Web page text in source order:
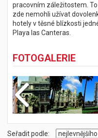
pracovním záležitostem.
zde nemohli užívat
hotely v těsné blízkosti
Playa las Canteras.
FOTOGALERIE
Seřadit podle: